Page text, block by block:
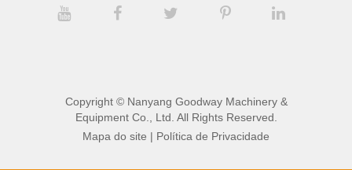
Copyright © Nanyang Goodway Machinery &
Equipment Co., Ltd. All Rights Reserved.
Mapa do site | Política de Privacidade